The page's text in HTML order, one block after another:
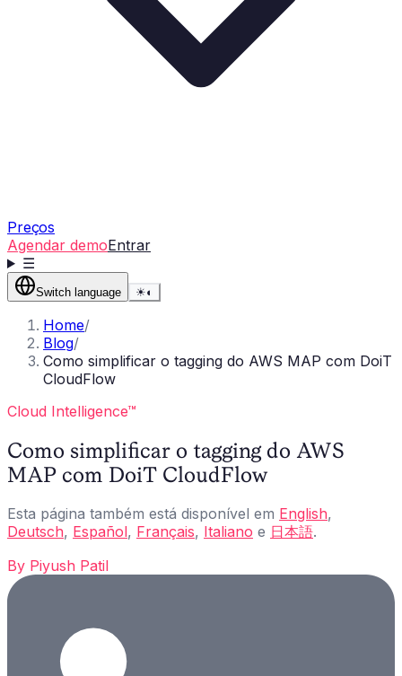
Preços
Agendar demoEntrar
☰
Switch language ☀◐
Home/
Blog/
Como simplificar o tagging do AWS MAP com DoiT
CloudFlow
Cloud Intelligence™
Como simplificar o tagging do AWS
MAP com DoiT CloudFlow
Esta página também está disponível em English,
Deutsch, Español, Français, Italiano e 日本語.
By Piyush Patil